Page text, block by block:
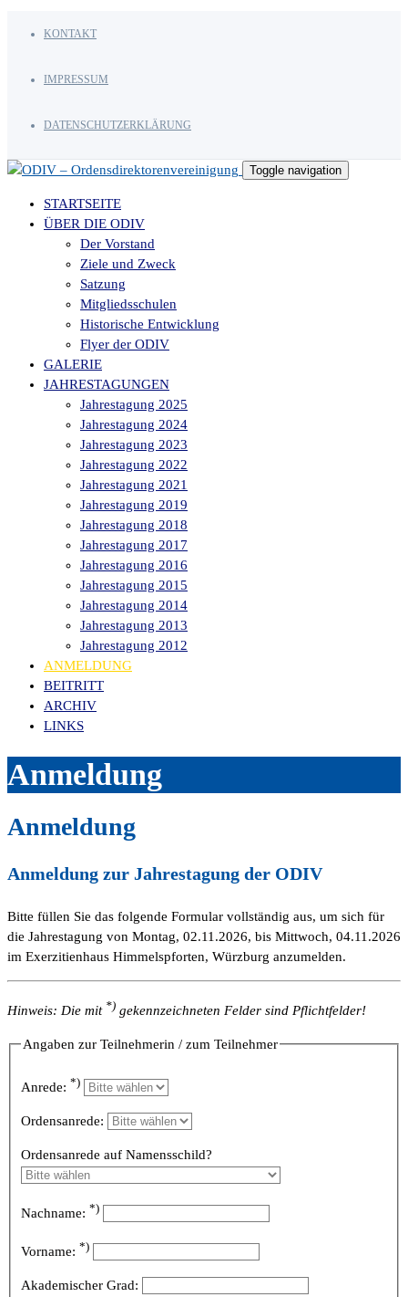
KONTAKT
IMPRESSUM
DATENSCHUTZERKLÄRUNG
Toggle navigation
STARTSEITE
ÜBER DIE ODIV
Der Vorstand
Ziele und Zweck
Satzung
Mitgliedsschulen
Historische Entwicklung
Flyer der ODIV
GALERIE
JAHRESTAGUNGEN
Jahrestagung 2025
Jahrestagung 2024
Jahrestagung 2023
Jahrestagung 2022
Jahrestagung 2021
Jahrestagung 2019
Jahrestagung 2018
Jahrestagung 2017
Jahrestagung 2016
Jahrestagung 2015
Jahrestagung 2014
Jahrestagung 2013
Jahrestagung 2012
ANMELDUNG
BEITRITT
ARCHIV
LINKS
Anmeldung
Anmeldung
Anmeldung zur Jahrestagung der ODIV
Bitte füllen Sie das folgende Formular vollständig aus, um sich für
die Jahrestagung von Montag, 02.11.2026, bis Mittwoch, 04.11.2026
im Exerzitienhaus Himmelspforten, Würzburg anzumelden.
Hinweis: Die mit *) gekennzeichneten Felder sind Pflichtfelder!
Angaben zur Teilnehmerin / zum Teilnehmer
Anrede: *)
Ordensanrede:
Ordensanrede auf Namensschild?
Nachname: *)
Vorname: *)
Akademischer Grad: